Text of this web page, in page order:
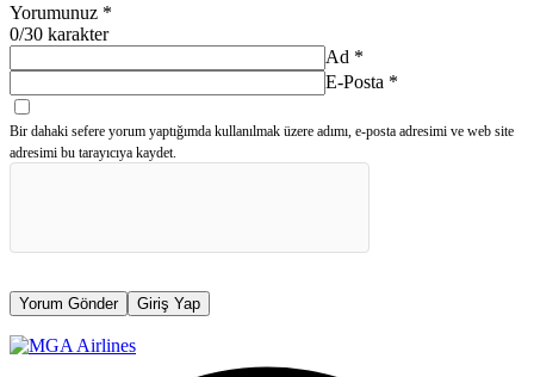
Yorumunuz *
0/30 karakter
Ad *
E-Posta *
Bir dahaki sefere yorum yaptığımda kullanılmak üzere adımı, e-posta adresimi ve web site
adresimi bu tarayıcıya kaydet.
Yorum Gönder Giriş Yap